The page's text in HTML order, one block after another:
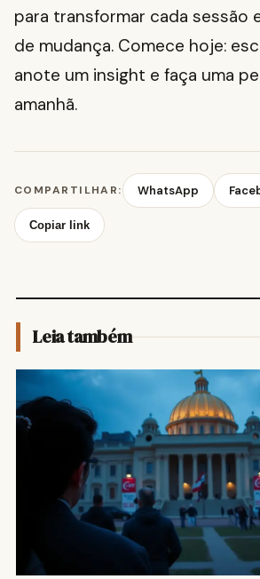
para transformar cada sessão
de mudança. Comece hoje:
anote um insight e faça uma
amanhã.
COMPARTILHAR: WhatsApp
Copiar link
Leia também